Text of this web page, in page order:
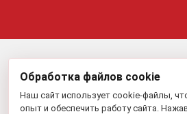
Обработка файлов cookie
Наш сайт использует cookie-файлы,
опыт и обеспечить работу сайта.